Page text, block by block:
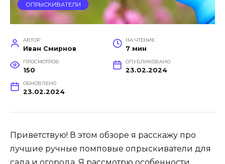
ОПРЫСКИВАТЕЛИ
АВТОР
Иван Смирнов
НА ЧТЕНИЕ
7 мин
ПРОСМОТРОВ
150
ОПУБЛИКОВАНО
23.02.2024
ОБНОВЛЕНО
23.02.2024
Приветствую! В этом обзоре я расскажу про
лучшие ручные помповые опрыскиватели для